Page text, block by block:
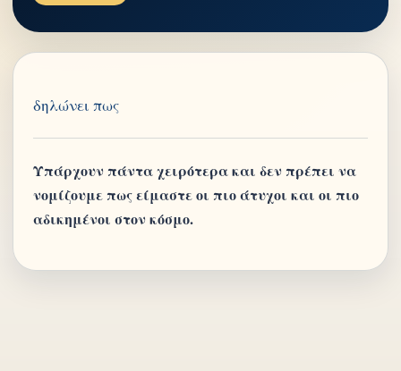
δηλώνει πως
Υπάρχουν πάντα χειρότερα και δεν πρέπει να
νομίζουμε πως είμαστε οι πιο άτυχοι και οι πιο
αδικημένοι στον κόσμο.